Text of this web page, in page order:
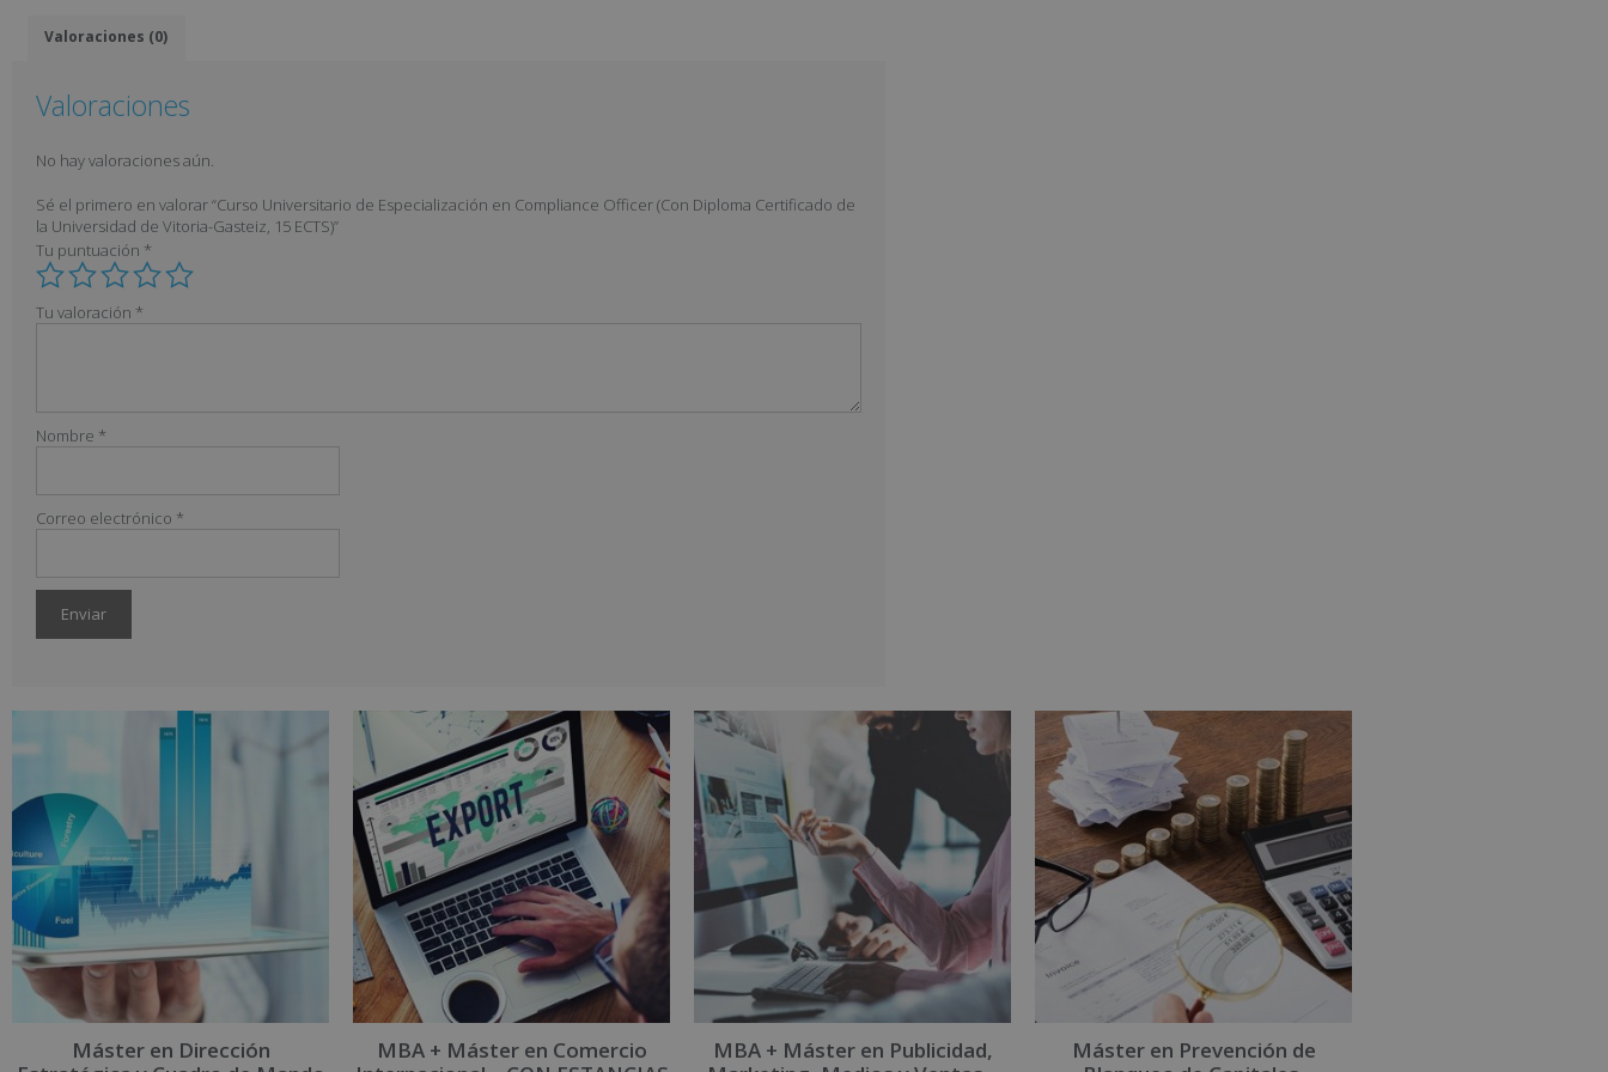
Valoraciones (0)
Valoraciones
No hay valoraciones aún.
Sé el primero en valorar “Curso Universitario de Especialización en Compliance Officer (Con Diploma Certificado de
la Universidad de Vitoria-Gasteiz, 15 ECTS)”
Tu puntuación *
Tu valoración *
Nombre *
Correo electrónico *
t
a
v
e
Máster en Dirección
MBA + Máster en Comercio
MBA + Máster en Publicidad,
Máster en Prevención de